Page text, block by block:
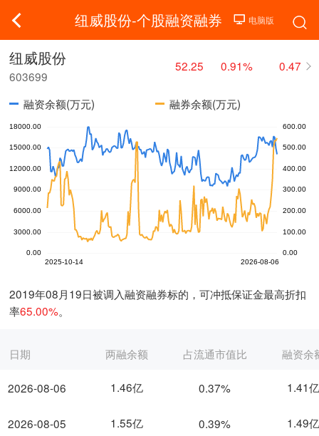
纽威股份-个股融资融券
纽威股份
603699
52.25 0.91% 0.47
融资余额(万元) 融券余额(万元)
2019年08月19日被调入融资融券标的，可冲抵保证金最高折扣
率65.00%。
日期
2026-08-06
2026-08-05
两融余额 占流通市值比 融资余
1.46亿 0.37% 1.41亿
1.55亿 0.39% 1.49亿